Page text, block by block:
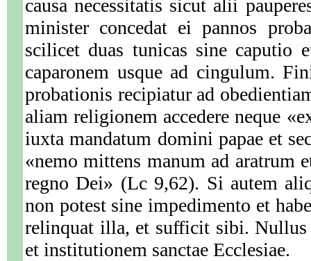
causa necessitatis sicut alii
minister concedat ei pannos
scilicet duas tunicas sine caputio
caparonem usque ad cingulum.
probationis recipiatur ad
aliam religionem accedere neque
iuxta mandatum domini papae et
«nemo mittens manum ad aratrum
regno Dei» (Lc 9,62). Si autem
non potest sine impedimento et
relinquat illa, et sufficit sibi. Nullus
et institutionem sanctae Ecclesiae.